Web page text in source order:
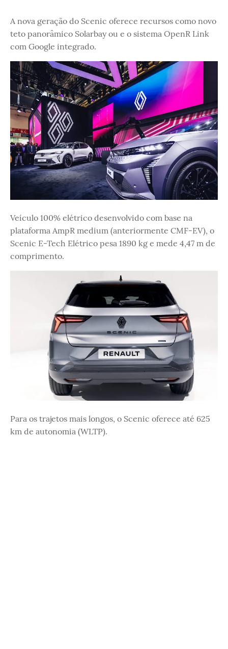
A nova geração do Scenic oferece recursos como novo
teto panorâmico Solarbay ou e o sistema OpenR Link
com Google integrado.
Veículo 100% elétrico desenvolvido com base na
plataforma AmpR medium (anteriormente CMF-EV), o
Scenic E-Tech Elétrico pesa 1890 kg e mede 4,47 m de
comprimento.
Para os trajetos mais longos, o Scenic oferece até 625
km de autonomia (WLTP).